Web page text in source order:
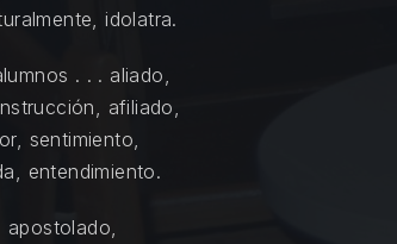
idolatra.
. . . aliado,
afiliado,
sentimiento,
entendimiento.
apostolado,